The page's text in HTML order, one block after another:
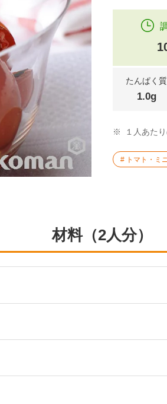
たんぱく質
1.0g
※ １人あた
トマト・ミ
材料（2人分）